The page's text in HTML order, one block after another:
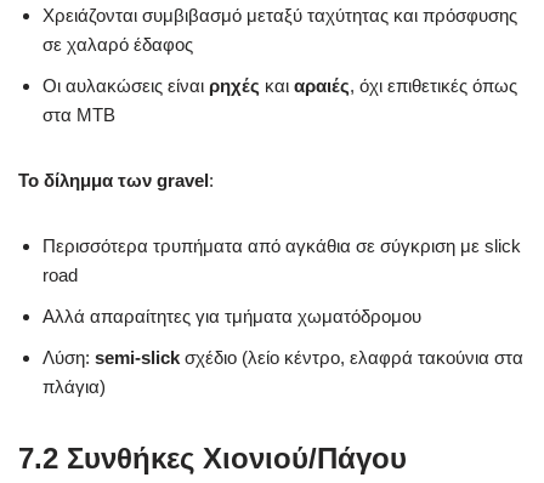
Χρειάζονται συμβιβασμό μεταξύ ταχύτητας και πρόσφυσης
σε χαλαρό έδαφος
Οι αυλακώσεις είναι ρηχές και αραιές, όχι επιθετικές όπως
στα MTB
Το δίλημμα των gravel:
Περισσότερα τρυπήματα από αγκάθια σε σύγκριση με slick
road
Αλλά απαραίτητες για τμήματα χωματόδρομου
Λύση: semi-slick σχέδιο (λείο κέντρο, ελαφρά τακούνια στα
πλάγια)
7.2 Συνθήκες Χιονιού/Πάγου